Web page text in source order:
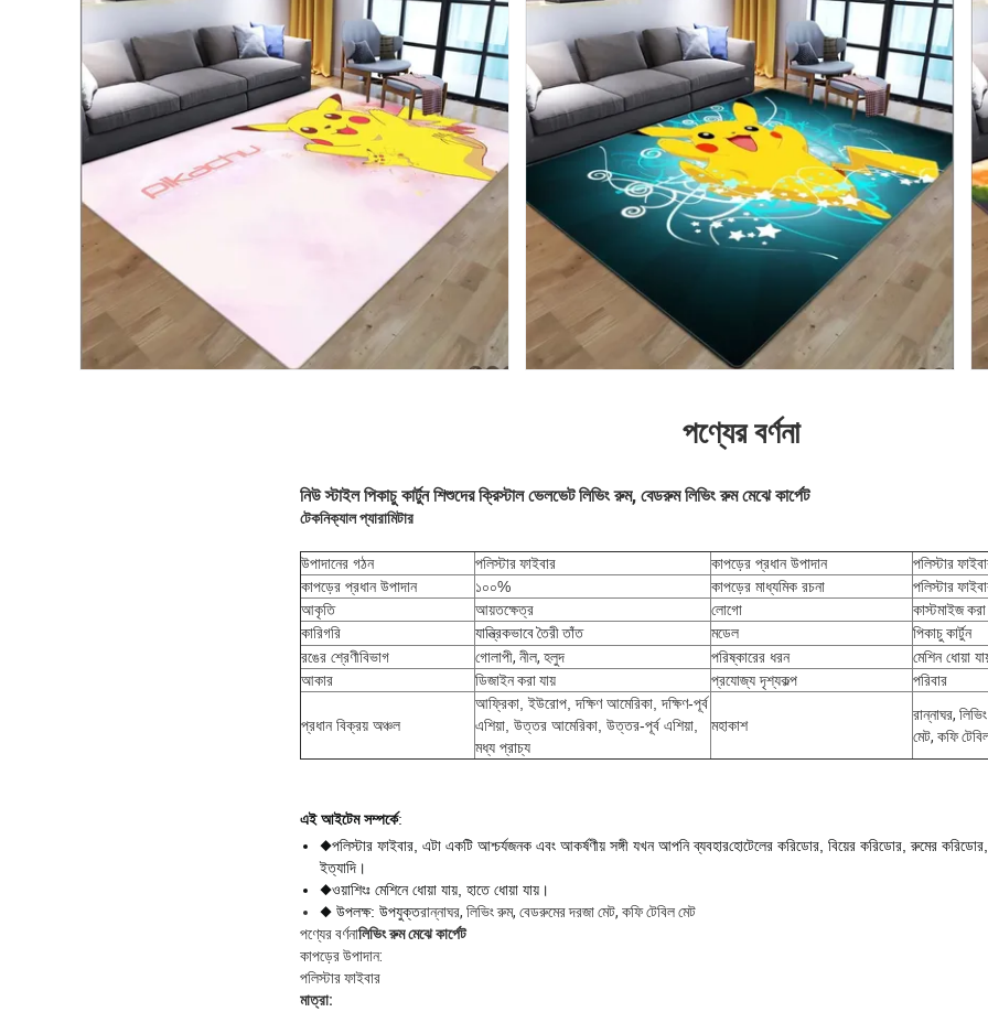
পণ্যের বর্ণনা
নিউ স্টাইল পিকাচু কার্টুন শিশুদের ক্রিস্টাল ভেলভেট লিভিং রুম, বেডরুম লিভিং রুম মেঝে কার্পেট
টেকনিক্যাল প্যারামিটার
উপাদানের গঠন পলিস্টার ফাইবার কাপড়ের প্রধান উপাদান
পলিস্টার
কাপড়ের প্রধান উপাদান
১০০% কাপড়ের মাধ্যমিক রচনা
পলিস্টার
আকৃতি
আয়তক্ষেত্র লোগো
কাস্টমাইজ করা
কারিগরি
যান্ত্রিকভাবে তৈরী তাঁত মডেল
পিকাচু কার্টুন
রঙের শ্রেণীবিভাগ
গোলাপী, নীল, হলুদ পরিষ্কারের ধরন
মেশিন ধোয়া
আকার
ডিজাইন করা যায় প্রযোজ্য দৃশ্যকল্প পরিবার
প্রধান বিক্রয় অঞ্চল
আফ্রিকা, ইউরোপ, দক্ষিণ আমেরিকা, দক্ষিণ-পূর্ব
এশিয়া, উত্তর আমেরিকা, উত্তর-পূর্ব এশিয়া,
মধ্য প্রাচ্য
মহাকাশ
রান্নাঘর,
মেট, কফি
এই আইটেম সম্পর্কে:
◆পলিস্টার ফাইবার, এটা একটি আশ্চর্যজনক এবং আকর্ষণীয় সঙ্গী যখন আপনি ব্যবহারহোটেলের করিডোর, বিয়ের করিডোর, রুমের
ইত্যাদি।
◆ওয়াশিংঃ মেশিনে ধোয়া যায়, হাতে ধোয়া যায়।
◆ উপলক্ষ: উপযুক্তরান্নাঘর, লিভিং রুম, বেডরুমের দরজা মেট, কফি টেবিল মেট
পণ্যের বর্ণনালিভিং রুম মেঝে কার্পেট
কাপড়ের উপাদান:
পলিস্টার ফাইবার
মাত্রা: